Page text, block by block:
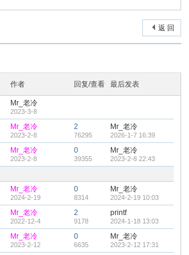
返 回
作者 回复/查看 最后发表
Mr_老冷
2023-3-8
Mr_老冷
2023-2-8
2
76295
Mr_老冷
2026-1-7 16:39
Mr_老冷
2023-2-8
0
39355
Mr_老冷
2023-2-8 22:43
Mr_老冷
2024-2-19
0
8314
Mr_老冷
2024-2-19 10:03
Mr_老冷
2022-12-4
2
9178
printf
2024-1-18 13:03
Mr_老冷
2023-2-12
0
6635
Mr_老冷
2023-2-12 17:31